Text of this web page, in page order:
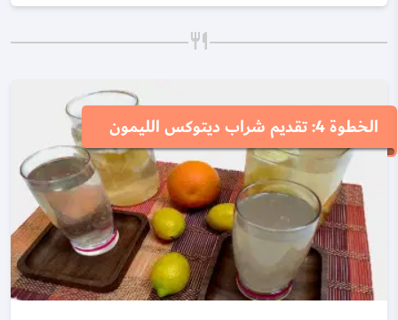
الخطوة 4: تقديم شراب ديتوكس الليمون